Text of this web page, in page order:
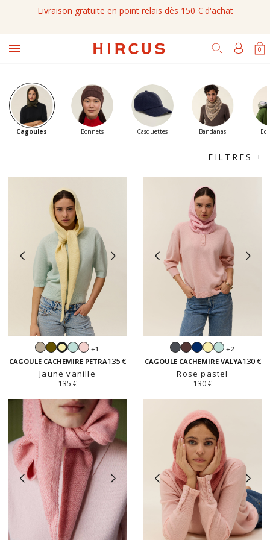
Livraison gratuite en point relais dès 150 € d'achat
0
Cagoules Bonnets Casquettes Bandanas
FILTRES +
Beige
sable
KakiJaune
vanille
Vert
dragée
Rose
pastel
+1
CAGOULE CACHEMIRE PETRA135 €
Jaune vanille
135 €
Gris
anthracite
Moka
NavyJaune
vanille
Vert
dragée
+2
CAGOULE CACHEMIRE VALYA130 €
Rose pastel
130 €